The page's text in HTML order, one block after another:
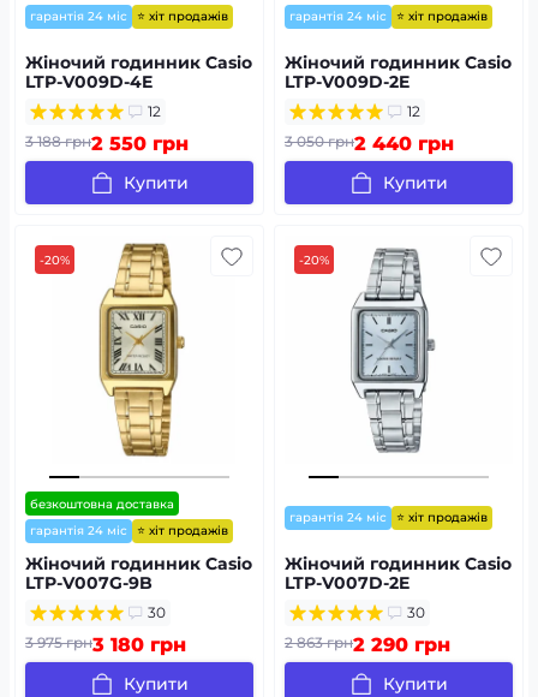
гарантія 24 міс ⭐ хіт продажів
Жіночий годинник Casio
LTP-V009D-4E
12
3 188 грн2 550 грн
Купити
гарантія 24 міс ⭐ хіт продажів
Жіночий годинник Casio
LTP-V009D-2E
12
3 050 грн2 440 грн
Купити
-20%
безкоштовна доставка
гарантія 24 міс
⭐ хіт продажів
Жіночий годинник Casio
LTP-V007G-9B
30
3 975 грн3 180 грн
Купити
-20%
гарантія 24 міс ⭐ хіт продажів
Жіночий годинник Casio
LTP-V007D-2E
30
2 863 грн2 290 грн
Купити